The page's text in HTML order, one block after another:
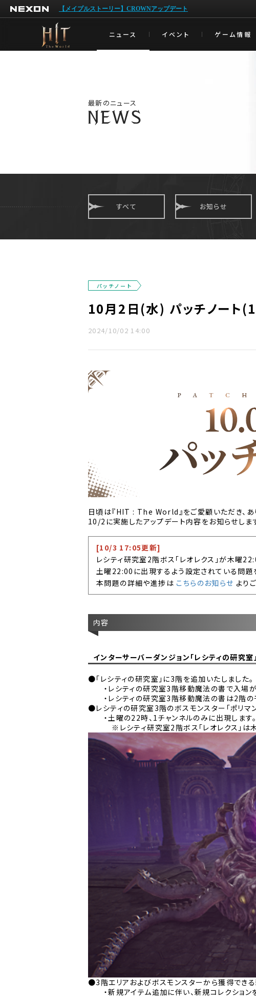
【メイプルストーリー】CROWNアップデート
ニュース イベント ゲーム情報
最新のニュース
すべて お知らせ
パッチノート
10月2日(水) パッチノート
2024/10/02 14:00
日頃は『HIT : The World』をご愛顧いただき、あ
10/2に実施したアップデート内容をお知らせしま
[10/3 17:05更新]
レシティ研究室2階ボス「レオレクス」が木曜
土曜22:00に出現するよう設定されている問題
本問題の詳細や進捗は こちらのお知らせ より
内容
インターサーバーダンジョン「レシティの研究室
●「レシティの研究室」に3階を追加いたしました。
・レシティの研究室3階移動魔法の書で入場が
・レシティの研究室3階移動魔法の書は2階の
●レシティの研究室3階のボスモンスター「ポリマ
・土曜の22時、1チャンネルのみに出現します。
※レシティ研究室2階ボス「レオレクス」は木
●3階エリアおよびボスモンスターから獲得できる
・新規アイテム追加に伴い、新規コレクション